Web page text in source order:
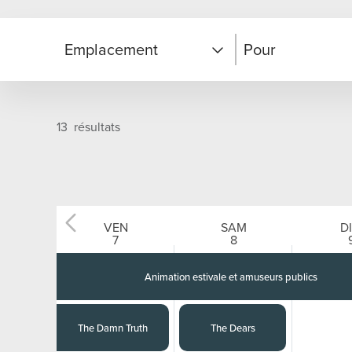
Emplacement Pour
13 résultats
VEN
7
SAM
8
Animation estivale et amuseurs publics
The Damn Truth The Dears
2